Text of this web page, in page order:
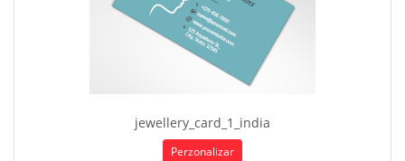
jewellery_card_1_india
Perzonalizar